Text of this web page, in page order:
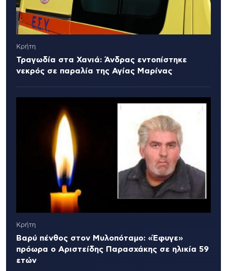
Κρήτη
Τραγωδία στα Χανιά: Άνδρας εντοπίστηκε
νεκρός σε παραλία της Αγίας Μαρίνας
Κρήτη
Βαρύ πένθος στον Μυλοπόταμο: «Έφυγε»
πρόωρα ο Αριστείδης Παρασχάκης σε ηλικία 59
ετών